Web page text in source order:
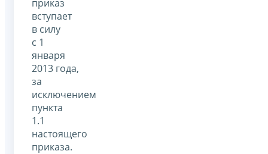
приказ
вступает
в силу
с 1
января
2013 года,
за
исключением
пункта
1.1
настоящего
приказа.